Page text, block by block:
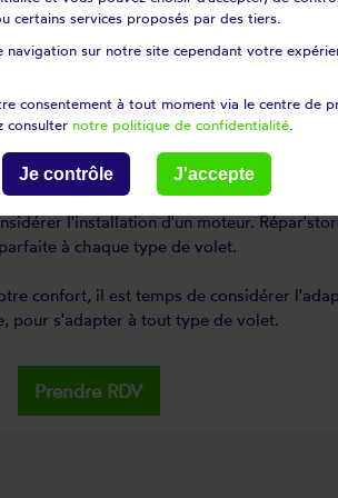
sélectionnés avec soin,
particulière aux détails, la sélection de
volet. Cela conduit à une amélioration
l'installation d'un moteur.
à chaque type de volet.
confort, il est temps de considérer
pour s'adapter à tout type de volet.
Prendre RDV
certains services proposés par des tiers.
sur notre site cependant votre
consentement à tout moment via le centre de
consulter notre politique de confidentialité
Je contrôle J'accepte